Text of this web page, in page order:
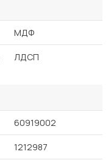
МДФ
ЛДСП
60919002
1212987